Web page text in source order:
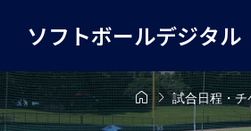
ソフトボールデジタル
試合日程・チ